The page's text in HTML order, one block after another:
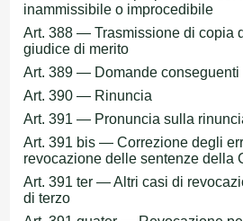
inammissibile o improcedibile
Art. 388 — Trasmissione di copia
giudice di merito
Art. 389 — Domande
Art. 390 — Rinuncia
Art. 391 — Pronuncia sulla
Art. 391 bis — Correzione degli
revocazione delle sentenze della
Art. 391 ter — Altri casi di
di terzo